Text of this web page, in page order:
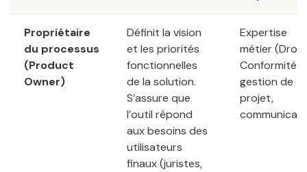
Propriétaire
du processus
(Product
Owner)
Définit la vision
et les priorités
fonctionnelles
de la solution.
S’assure que
l’outil répond
aux besoins des
utilisateurs
finaux (juristes,
Expertise
métier (Droit,
Conformité),
gestion de
projet,